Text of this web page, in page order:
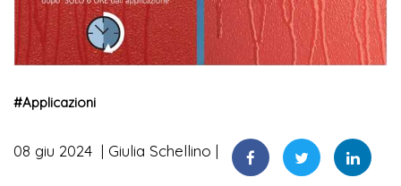
#Applicazioni
08 giu 2024 Giulia Schellino